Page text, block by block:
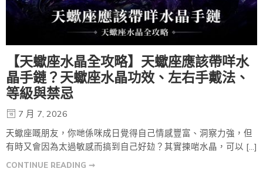
【天蠍座水晶全攻略】天蠍座應該帶咩水
晶手鏈？天蠍座水晶功效、左右手戴法、
等級與禁忌
7 月 7, 2026
天蠍座嘅朋友，你哋係咪成日覺得自己情感豐富、洞察力強，但
有時又會因為太過敏感而搞到自己好攰？其實揀啱水晶，可以 […]
CONTINUE READING ➞